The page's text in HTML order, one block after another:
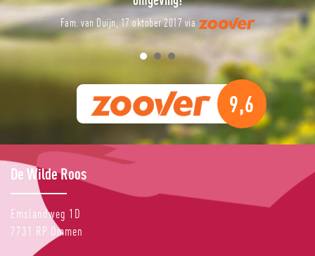
Fam. van Duijn, 17 oktober 2017 via
9,6
De Wilde Roos
Emslandweg 1D
7731 RP Ommen